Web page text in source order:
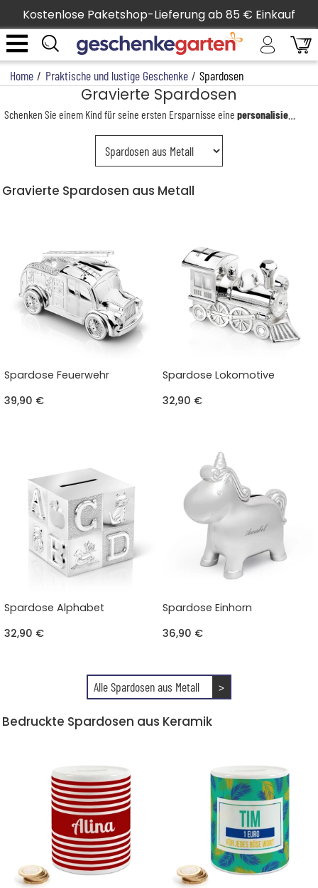
Kostenlose Paketshop-Lieferung ab 85 € Einkauf
Home / Praktische und lustige Geschenke / Spardosen
Gravierte Spardosen
Schenken Sie einem Kind für seine ersten Ersparnisse einepersonalisierte Spardose
Gravierte Spardosen aus Metall
Spardose Feuerwehr
39,90 €
Spardose Lokomotive
32,90 €
Spardose Alphabet
32,90 €
Spardose Einhorn
36,90 €
Alle Spardosen aus Metall >
Bedruckte Spardosen aus Keramik